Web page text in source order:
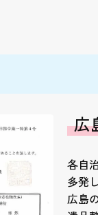
広
各自
多発
広島